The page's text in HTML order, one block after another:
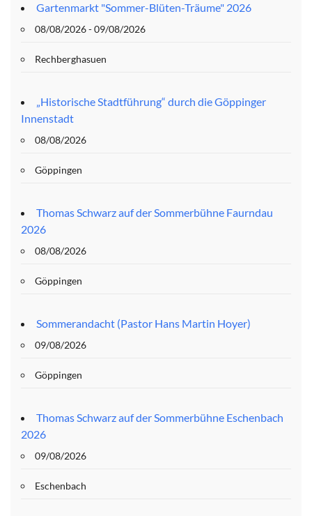
Gartenmarkt "Sommer-Blüten-Träume" 2026
08/08/2026 - 09/08/2026
Rechberghasuen
„Historische Stadtführung“ durch die Göppinger
Innenstadt
08/08/2026
Göppingen
Thomas Schwarz auf der Sommerbühne Faurndau
2026
08/08/2026
Göppingen
Sommerandacht (Pastor Hans Martin Hoyer)
09/08/2026
Göppingen
Thomas Schwarz auf der Sommerbühne Eschenbach
2026
09/08/2026
Eschenbach